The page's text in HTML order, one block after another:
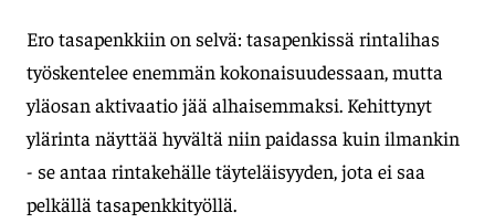
Ero tasapenkkiin on selvä: tasapenkissä rintalihas
työskentelee enemmän kokonaisuudessaan, mutta
yläosan aktivaatio jää alhaisemmaksi. Kehittynyt
ylärinta näyttää hyvältä niin paidassa kuin ilmankin
- se antaa rintakehälle täyteläisyyden, jota ei saa
pelkällä tasapenkkityöllä.